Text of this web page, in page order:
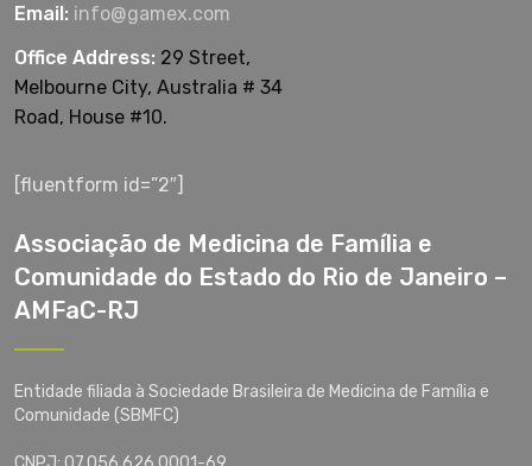
Email: info@gamex.com
Office Address: 29 Street,
Melbourne City, Australia # 34
Road, House #10.
[fluentform id=”2″]
Associação de Medicina de Família e
Comunidade do Estado do Rio de Janeiro –
AMFaC-RJ
Entidade filiada à Sociedade Brasileira de Medicina de Família e
Comunidade (SBMFC)